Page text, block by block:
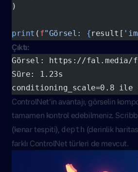
)
print ( f"Görsel: {result[
Çıktı:
Görsel: https://fal.media/
Süre: 1.23s
conditioning_scale=0.8 ile
ControlNet’in avantajı, görselin
tamamen kontrol edebilmeniz.
(kenar tespiti), depth (derinlik
farklı ControlNet türleri de mevcut.